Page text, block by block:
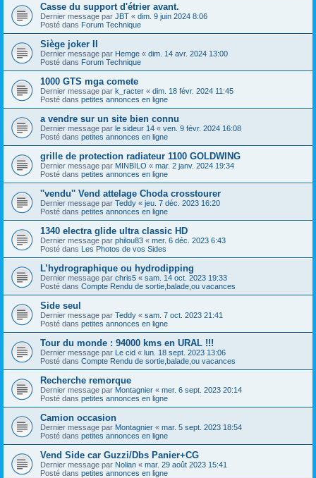
Casse du support d'étrier avant.
Dernier message par JBT « dim. 9 juin 2024 8:06
Posté dans Forum Technique
Siège joker II
Dernier message par Hemge « dim. 14 avr. 2024 13:00
Posté dans Forum Technique
1000 GTS mga comete
Dernier message par k_racter « dim. 18 févr. 2024 11:45
Posté dans petites annonces en ligne
a vendre sur un site bien connu
Dernier message par le sideur 14 « ven. 9 févr. 2024 16:08
Posté dans petites annonces en ligne
grille de protection radiateur 1100 GOLDWING
Dernier message par MINBILO « mar. 2 janv. 2024 19:34
Posté dans petites annonces en ligne
''vendu'' Vend attelage Choda crosstourer
Dernier message par Teddy « jeu. 7 déc. 2023 16:20
Posté dans petites annonces en ligne
1340 electra glide ultra classic HD
Dernier message par philou83 « mer. 6 déc. 2023 6:43
Posté dans Les Photos de vos Sides
L’hydrographique ou hydrodipping
Dernier message par chris5 « sam. 14 oct. 2023 19:33
Posté dans Compte Rendu de sortie,balade,ou vacances
Side seul
Dernier message par Teddy « sam. 7 oct. 2023 21:41
Posté dans petites annonces en ligne
Tour du monde : 94000 kms en URAL !!!
Dernier message par Le cid « lun. 18 sept. 2023 13:06
Posté dans Compte Rendu de sortie,balade,ou vacances
Recherche remorque
Dernier message par Montagnier « mer. 6 sept. 2023 20:14
Posté dans petites annonces en ligne
Camion occasion
Dernier message par Montagnier « mar. 5 sept. 2023 18:54
Posté dans petites annonces en ligne
Vend Side car Guzzi/Dbs Panier+CG
Dernier message par Nolian « mar. 29 août 2023 15:41
Posté dans petites annonces en ligne